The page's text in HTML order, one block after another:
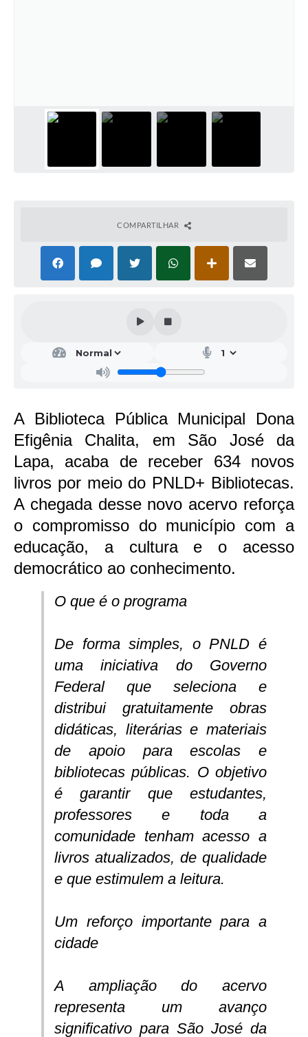
COMPARTILHAR
A Biblioteca Pública Municipal Dona
Efigênia Chalita, em São José da
Lapa, acaba de receber 634 novos
livros por meio do PNLD+ Bibliotecas.
A chegada desse novo acervo reforça
o compromisso do município com a
educação, a cultura e o acesso
democrático ao conhecimento.
O que é o programa
De forma simples, o PNLD é
uma iniciativa do Governo
Federal que seleciona e
distribui gratuitamente obras
didáticas, literárias e materiais
de apoio para escolas e
bibliotecas públicas. O objetivo
é garantir que estudantes,
professores e toda a
comunidade tenham acesso a
livros atualizados, de qualidade
e que estimulem a leitura.
Um reforço importante para a
cidade
A ampliação do acervo
representa um avanço
significativo para São José da